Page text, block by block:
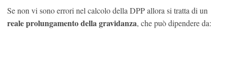
Se non vi sono errori nel calcolo della DPP allora si tratta di un
reale prolungamento della gravidanza, che può dipendere da: